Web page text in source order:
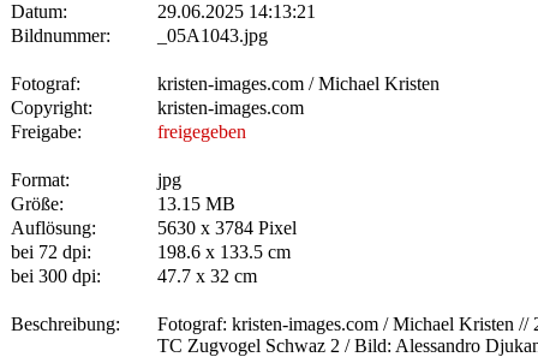
Datum:
29.06.2025 14:13:21
Bildnummer:
_05A1043.jpg
Fotograf:
kristen-images.com / Michael Kristen
Copyright:
kristen-images.com
Freigabe:
freigegeben
Format:
jpg
Größe:
13.15 MB
Auflösung:
5630 x 3784 Pixel
bei 72 dpi:
198.6 x 133.5 cm
bei 300 dpi:
47.7 x 32 cm
Beschreibung:
Fotograf: kristen-images.com / Michael Kristen
TC Zugvogel Schwaz 2 / Bild: Alessandro